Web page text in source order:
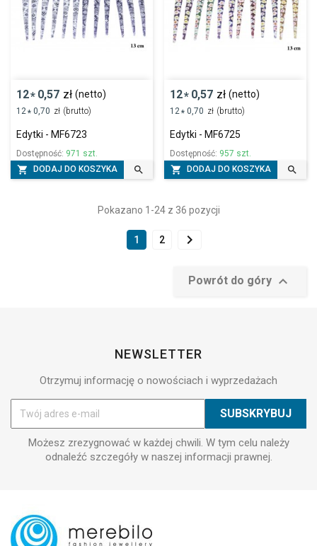
12* 0,57 zł (netto)
12* 0,70 zł (brutto)
Edytki - MF6723
Dostępność: 971 szt.
 DODAJ DO KOSZYKA 
12* 0,57 zł (netto)
12* 0,70 zł (brutto)
Edytki - MF6725
Dostępność: 957 szt.
 DODAJ DO KOSZYKA 
Pokazano 1-24 z 36 pozycji
1 2 
Powrót do góry 
NEWSLETTER
Otrzymuj informację o nowościach i wyprzedażach
Możesz zrezygnować w każdej chwili. W tym celu należy
odnaleźć szczegóły w naszej informacji prawnej.